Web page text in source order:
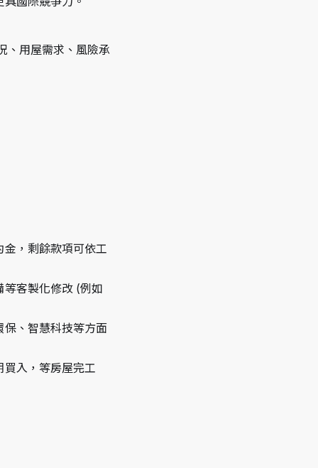
、用屋需求、風險承
，剩餘款項可依工
客製化修改 (例如
、智慧科技等方面
入，等房屋完工